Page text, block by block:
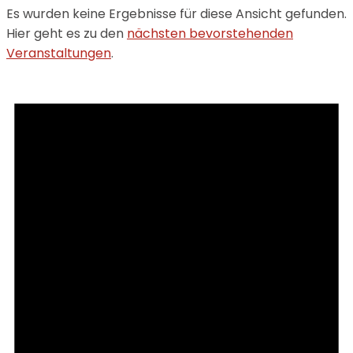
Es wurden keine Ergebnisse für diese Ansicht gefunden.
Hier geht es zu den nächsten bevorstehenden
Veranstaltungen.